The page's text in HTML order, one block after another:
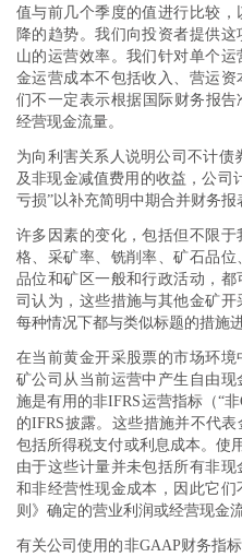
值与前几个季度的值进行比较
降的趋势。我们向投资者提供
山的运营效率。我们针对单个
金运营成本不包括收入、营运
们不一定表示根据国际财务报告
经营现金流量。
为向利害关系人说明公司不计债
及非现金减值费用的收益，公司
亏损”以补充简明中期合并财务报
许多因素的变化，包括但不限
格、采矿率、铣削率、矿石品
品位和矿区一般和行政活动，
司认为，这些措施与其他金矿
每种情况下都与类似标题的措施
在当前黄金开采股票的市场环
矿公司从当前运营中产生自由
施是有用的非IFRS运营指标（“
的IFRS披露。这些措施并不代
包括所得税支付或利息成本。使
由于这些计量并未包括所有非
和非经营性现金成本，因此它
则》确定的营业利润或经营现金流
有关公司使用的非GAAP财务指